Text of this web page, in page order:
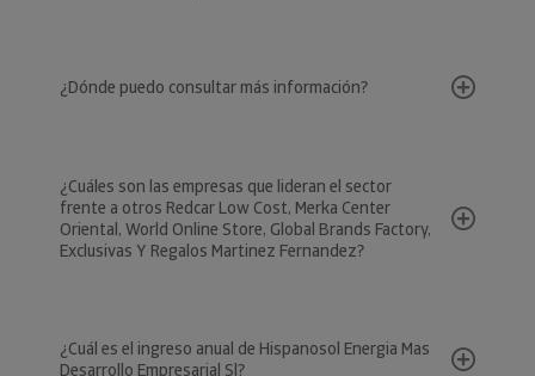
¿Dónde puedo consultar más información?
¿Cuáles son las empresas que lideran el sector
frente a otros Redcar Low Cost, Merka Center
Oriental, World Online Store, Global Brands Factory,
Exclusivas Y Regalos Martinez Fernandez?
¿Cuál es el ingreso anual de Hispanosol Energia Mas
Desarrollo Empresarial Sl?